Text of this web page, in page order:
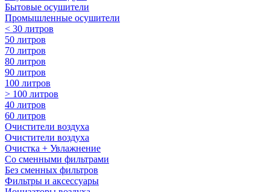
Бытовые осушители
Промышленные осушители
< 30 литров
50 литров
70 литров
80 литров
90 литров
100 литров
> 100 литров
40 литров
60 литров
Очистители воздуха
Очистители воздуха
Очистка + Увлажнение
Cо сменными фильтрами
Без сменных фильтров
Фильтры и аксессуары